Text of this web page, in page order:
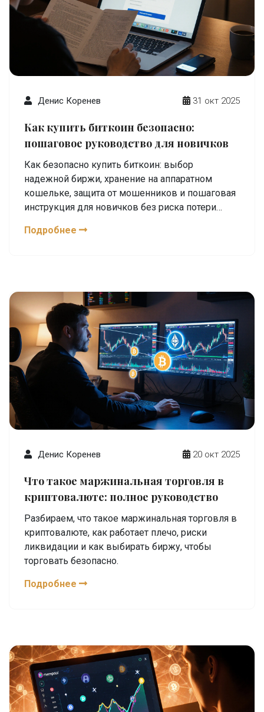
Денис Коренев 31 окт 2025
Как купить биткоин безопасно:
пошаговое руководство для новичков
Как безопасно купить биткоин: выбор
надежной биржи, хранение на аппаратном
кошельке, защита от мошенников и пошаговая
инструкция для новичков без риска потери
Подробнее
Денис Коренев 20 окт 2025
Что такое маржинальная торговля в
криптовалюте: полное руководство
Разбираем, что такое маржинальная торговля в
криптовалюте, как работает плечо, риски
ликвидации и как выбирать биржу, чтобы
торговать безопасно.
Подробнее